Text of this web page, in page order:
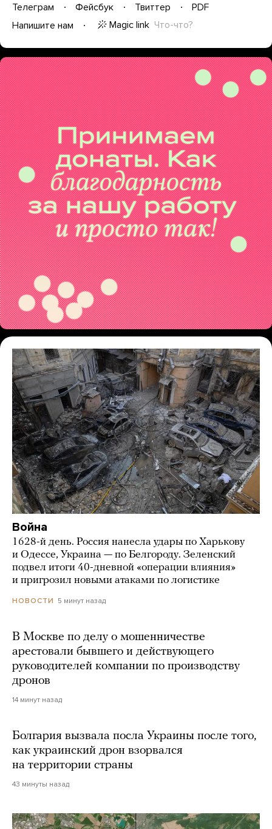
Телеграм Фейсбук Твиттер
PDF
Напишите нам
Magic link Что-что?
Война
1628-й день. Россия нанесла удары по Харькову
и Одессе, Украина — по Белгороду. Зеленский
подвел итоги 40-дневной «операции влияния»
и пригрозил новыми атаками по логистике
НОВОСТИ 5 минут назад
В Москве по делу о мошенничестве
арестовали бывшего и действующего
руководителей компании по производству
дронов
14 минут назад
Болгария вызвала посла Украины после того,
как украинский дрон взорвался
на территории страны
43 минуты назад